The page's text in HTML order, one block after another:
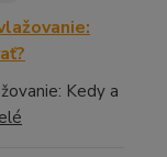
Kedy a